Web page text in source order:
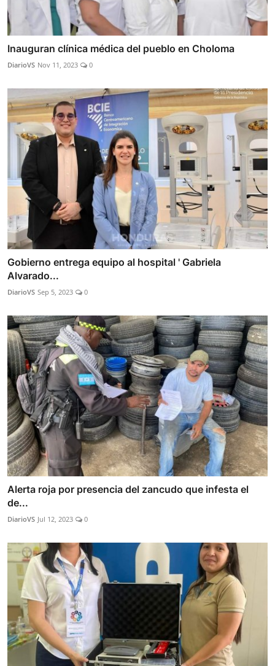
Inauguran clínica médica del pueblo en Choloma
DiarioVS Nov 11, 2023 0
Gobierno entrega equipo al hospital ' Gabriela
Alvarado...
DiarioVS Sep 5, 2023 0
Alerta roja por presencia del zancudo que infesta el
de...
DiarioVS Jul 12, 2023 0